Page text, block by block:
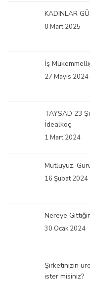
KADINLAR
8 Mart 2025
İş
27 Mayıs 2024
TAYSAD 23
İdealkoç
1 Mart 2024
Mutluyuz,
16 Şubat 2024
Nereye
30 Ocak 2024
Şirketinizin
ister misiniz?